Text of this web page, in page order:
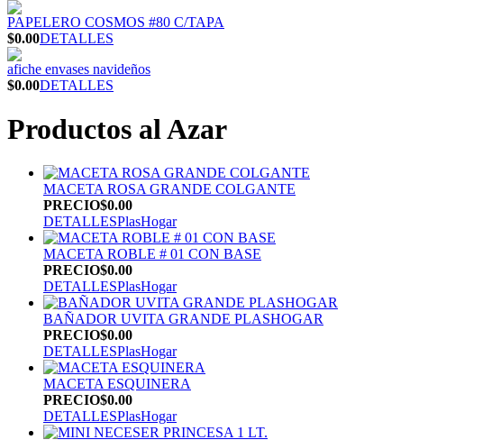
PAPELERO COSMOS #80 C/TAPA
$0.00DETALLES
afiche envases navideños
$0.00DETALLES
Productos al Azar
MACETA ROSA GRANDE COLGANTE
PRECIO$0.00
DETALLESPlasHogar
MACETA ROBLE # 01 CON BASE
PRECIO$0.00
DETALLESPlasHogar
BAÑADOR UVITA GRANDE PLASHOGAR
PRECIO$0.00
DETALLESPlasHogar
MACETA ESQUINERA
PRECIO$0.00
DETALLESPlasHogar